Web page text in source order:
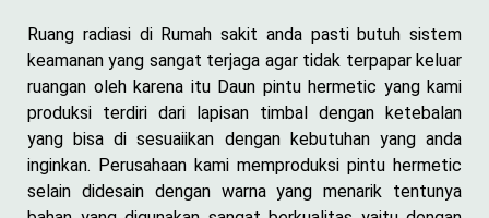
Ruang radiasi di Rumah sakit anda pasti butuh sistem
keamanan yang sangat terjaga agar tidak terpapar keluar
ruangan oleh karena itu Daun pintu hermetic yang kami
produksi terdiri dari lapisan timbal dengan ketebalan
yang bisa di sesuaiikan dengan kebutuhan yang anda
inginkan. Perusahaan kami memproduksi pintu hermetic
selain didesain dengan warna yang menarik tentunya